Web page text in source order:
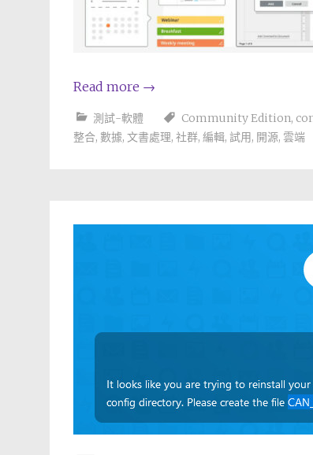
Read more →
測試-軟體 Community Edition,
整合, 數據, 文書處理, 社群, 編輯, 試用, 開源, 雲端